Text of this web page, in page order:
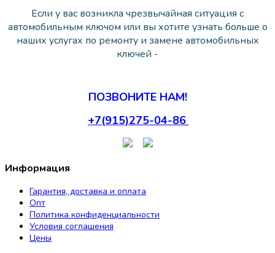
Если у вас возникла чрезвычайная ситуация с
автомобильным ключом или вы хотите узнать больше о
наших услугах по ремонту и замене автомобильных
ключей -
ПОЗВОНИТЕ НАМ!
+7(915)275-04-86
Информация
Гарантия, доставка и оплата
Опт
Политика конфиденциальности
Условия соглашения
Цены